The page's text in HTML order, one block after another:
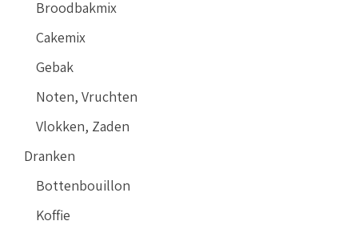
Broodbakmix
Cakemix
Gebak
Noten, Vruchten
Vlokken, Zaden
Dranken
Bottenbouillon
Koffie